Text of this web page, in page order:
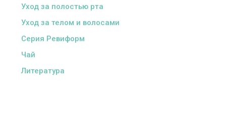
Уход за полостью рта
Уход за телом и волосами
Серия Ревиформ
Чай
Литература